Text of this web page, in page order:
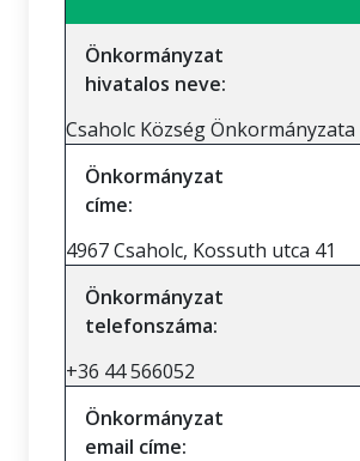
Önkormányzat
hivatalos neve:
Csaholc Község Önkormányzata
Önkormányzat
címe:
4967 Csaholc, Kossuth utca 41
Önkormányzat
telefonszáma:
+36 44 566052
Önkormányzat
email címe: